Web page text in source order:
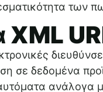
των
XML
σε δεδομένα
ανάλογα